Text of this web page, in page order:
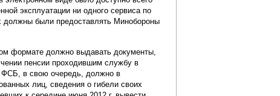
эксплуатации ни одного сервиса по
были предоставлять Минобороны
формате должно выдавать документы,
пенсии проходившим службу в
ФСБ, в свою очередь, должно в
лиц, сведения о гибели своих